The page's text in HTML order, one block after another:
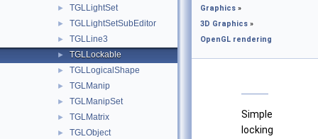
► TGLLightSet
► TGLLightSetSubEditor
► TGLLine3
► TGLLockable
► TGLLogicalShape
► TGLManip
► TGLManipSet
► TGLMatrix
► TGLObject
Graphics »
3D Graphics »
OpenGL rendering
Simple
locking